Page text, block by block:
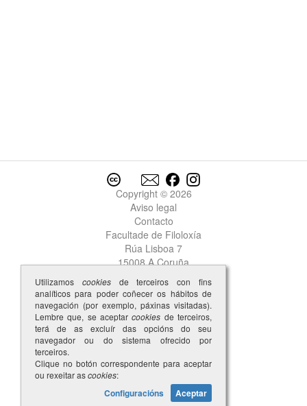
Copyright © 2026
Aviso legal
Contacto
Facultade de Filoloxía
Rúa Lisboa 7
15008 A Coruña
Utilizamos cookiesde terceiros con fins
analíticos para poder coñecer os hábitos de
navegación (por exemplo, páxinas visitadas).
Lembre que, se aceptarcookies de terceiros,
terá de as excluír das opcións do seu
navegador ou do sistema ofrecido por
terceiros.
Clique no botón correspondente para aceptar
ou rexeitar ascookies:
Configuracións Aceptar